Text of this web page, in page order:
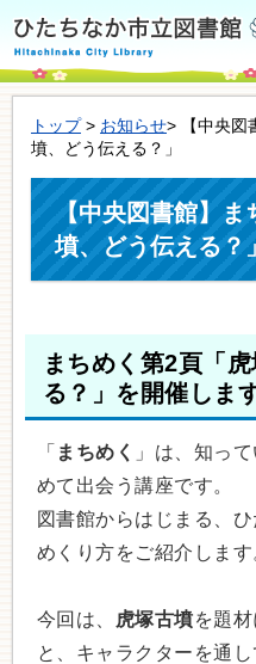
トップ> お知らせ> 【中央図
墳、どう伝える？」
【中央図書館】
墳、どう伝える？」
まちめく第2頁「
る？」を開催しま
「 まちめく
」は、知っ
めて出会う講座です。
図書館からはじまる、
めくり方をご紹介します
今回は、 虎塚古墳を題
と、キャラクターを通